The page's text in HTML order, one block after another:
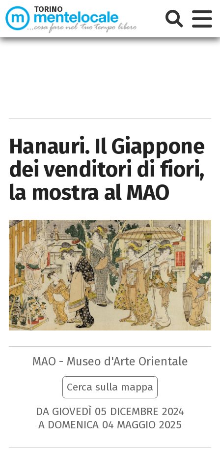
Hanauri. Il Giappone
dei venditori di fiori,
la mostra al MAO
MAO - Museo d'Arte Orientale
Cerca sulla mappa
DA GIOVEDÌ 05 DICEMBRE 2024
A DOMENICA 04 MAGGIO 2025
TORINO